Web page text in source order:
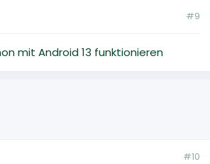
#9
mit Android 13 funktionieren
#10